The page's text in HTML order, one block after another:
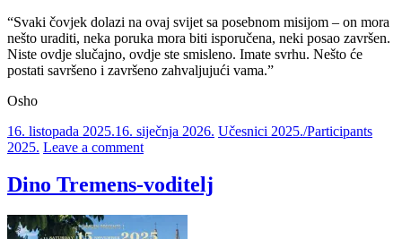
“Svaki čovjek dolazi na ovaj svijet sa posebnom misijom – on mora
nešto uraditi, neka poruka mora biti isporučena, neki posao završen.
Niste ovdje slučajno, ovdje ste smisleno. Imate svrhu. Nešto će
postati savršeno i završeno zahvaljujući vama.”
Osho
16. listopada 2025.16. siječnja 2026. Učesnici 2025./Participants
2025. Leave a comment
Dino Tremens-voditelj